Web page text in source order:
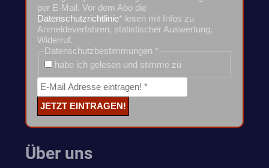
per E-Mail. Vor dem Abo die
Datenschutzrichtlinie* lesen mit Infos zu
Anmeldeverfahren, statistischer Auswertung,
Widerruf.
Datenschutzbestimmungen *
habe ich gelesen und stimme zu
Über uns